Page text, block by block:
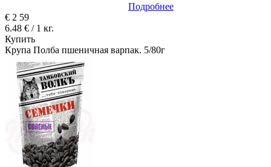
Подробнее
€ 2 59
6.48 € / 1 кг.
Купить
Крупа Полба пшеничная варпак. 5/80г